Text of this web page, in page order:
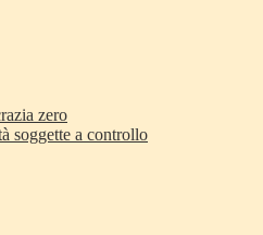
zero
soggette a controllo